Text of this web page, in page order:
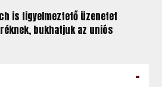
is figyelmeztető üzenetet
bukhatjuk az uniós
-